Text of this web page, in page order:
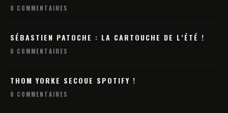
0 COMMENTAIRES
SÉBASTIEN PATOCHE : LA CARTOUCHE DE L’ÉTÉ !
0 COMMENTAIRES
THOM YORKE SECOUE SPOTIFY !
0 COMMENTAIRES